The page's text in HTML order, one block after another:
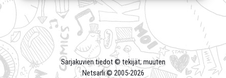
Sarjakuvien tiedot © tekijät; muuten
Netsarli © 2005-2026